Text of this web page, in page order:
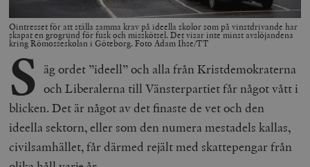
Ointresset för att ställa samma krav på ideella skolor som på vinstdrivande har
skapat en grogrund för fusk och misskötsel. Det visar inte minst avslöjandena
kring Römosseskolan i Göteborg. Foto Adam Ihse/TT
S äg ordet ”ideell” och alla från Kristdemokraterna
och Liberalerna till Vänsterpartiet får något vått i
blicken. Det är något av det finaste de vet och den
ideella sektorn, eller som den numera mestadels kallas,
civilsamhället, får därmed rejält med skattepengar från